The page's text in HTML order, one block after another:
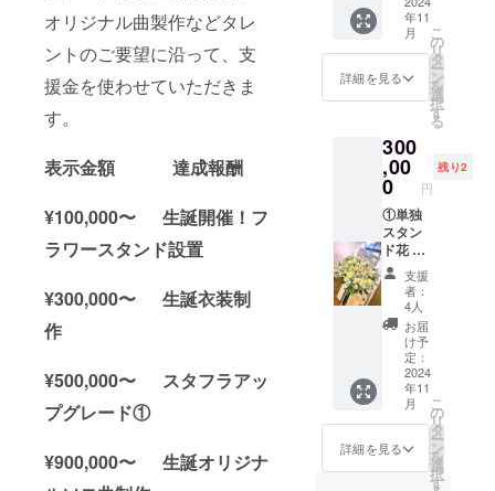
オリジナル曲製作などタレ
ントのご要望に沿って、支
援金を使わせていただきま
す。
表示金額 達成報酬
¥100,000〜 生誕開催！フ
ラワースタンド設置
¥300,000〜 生誕衣装制
作
¥500,000〜 スタフラアッ
プグレード①
¥900,000〜 生誕オリジナ
日会場
にある
フラ
ワース
タンド
てお名
前を掲
載させ
ていた
だきま
す。 備
考欄に
記載希
望のお
名前
（ニッ
クネー
ム可）
を記載
くださ
い。 ③
クラウ
ドファ
スタン
ドは付
属しま
せん)を
ご自宅
へ郵送
いただ
きま
す。 ②
フラ
ワース
タンド
(名前掲
載 ) 当
日会場
にある
フラ
ワース
タンド
に生誕
祭支援
者とし
てお名
前を掲
載させ
ていた
す。 使
用した
お花は
郵送は
いたし
ませ
誕イベ
ント当
日、欲
しい場
合はス
タッフ
にご相
談くだ
さい。
②のぼ
り旗 当
日の装
飾に使
用す
る、の
ぼり旗
を作成
致しま
す。 の
ぼり旗
年11
月
詳細を見る
こ
の
リ
タ
ー
ン
を
選
択
す
る
300
,00
0 円
残り2
①単独
スタン
ド花 生
誕祭支
援者様
のお名
前
（ニッ
クネー
ム可）
が記載
された
単独ス
タンド
花を会
場に設
支援
者：
4人
お届
け予
定：
2024
年11
月
詳細を見る
こ
の
リ
タ
ー
ン
を
選
択
す